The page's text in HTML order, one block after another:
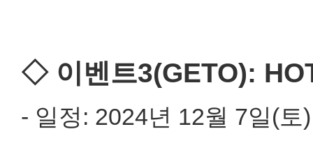
◇ 이벤트3(GETO):
- 일정: 2024년 12월 7일(